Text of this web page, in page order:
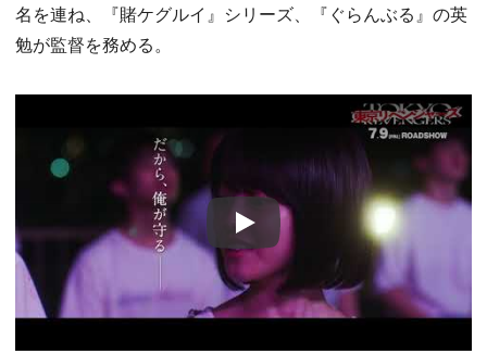
名を連ね、『賭ケグルイ』シリーズ、『ぐらんぶる』の英
勉が監督を務める。
Play